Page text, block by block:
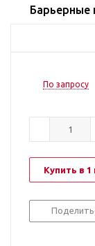
Барьерные
По запросу
Купить в 1